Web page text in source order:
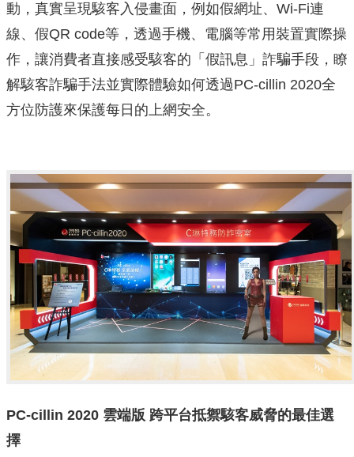
動，真實呈現駭客入侵畫面，例如假網址、Wi-Fi連
線、假QR code等，透過手機、電腦等常用裝置實際操
作，讓消費者直接感受駭客的「假訊息」詐騙手段，瞭
解駭客詐騙手法並實際體驗如何透過PC-cillin 2020全
方位防護來保護每日的上網安全。
PC-cillin 2020 雲端版 跨平台抵禦駭客威脅的最佳選
擇